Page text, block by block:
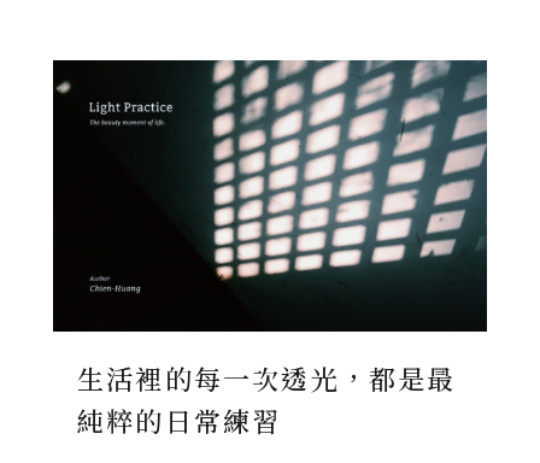
生活裡的每一次透光，都是最
純粹的日常練習